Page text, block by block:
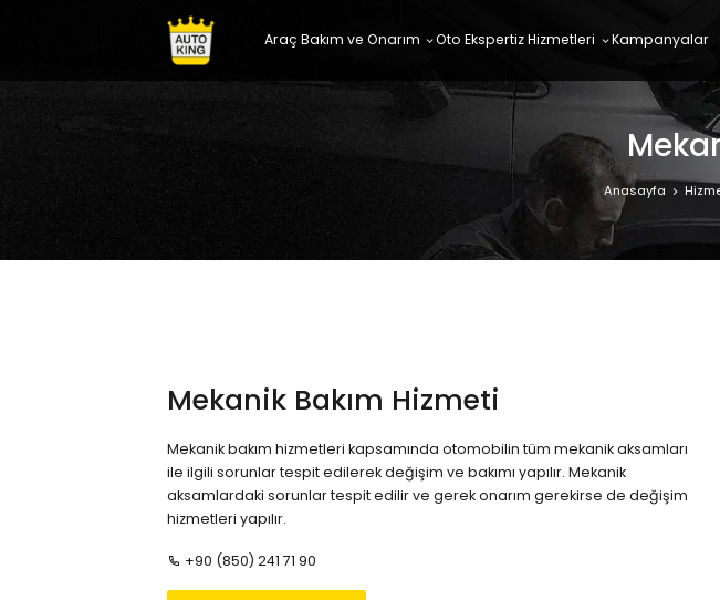
Araç Bakım ve Onarım Oto Ekspertiz Hizmetleri Kampanyalar
Anasayfa
Mekanik Bakım Hizmeti
Mekanik bakım hizmetleri kapsamında otomobilin tüm mekanik aksamları
ile ilgili sorunlar tespit edilerek değişim ve bakımı yapılır. Mekanik
aksamlardaki sorunlar tespit edilir ve gerek onarım gerekirse de değişim
hizmetleri yapılır.
+90 (850) 241 71 90